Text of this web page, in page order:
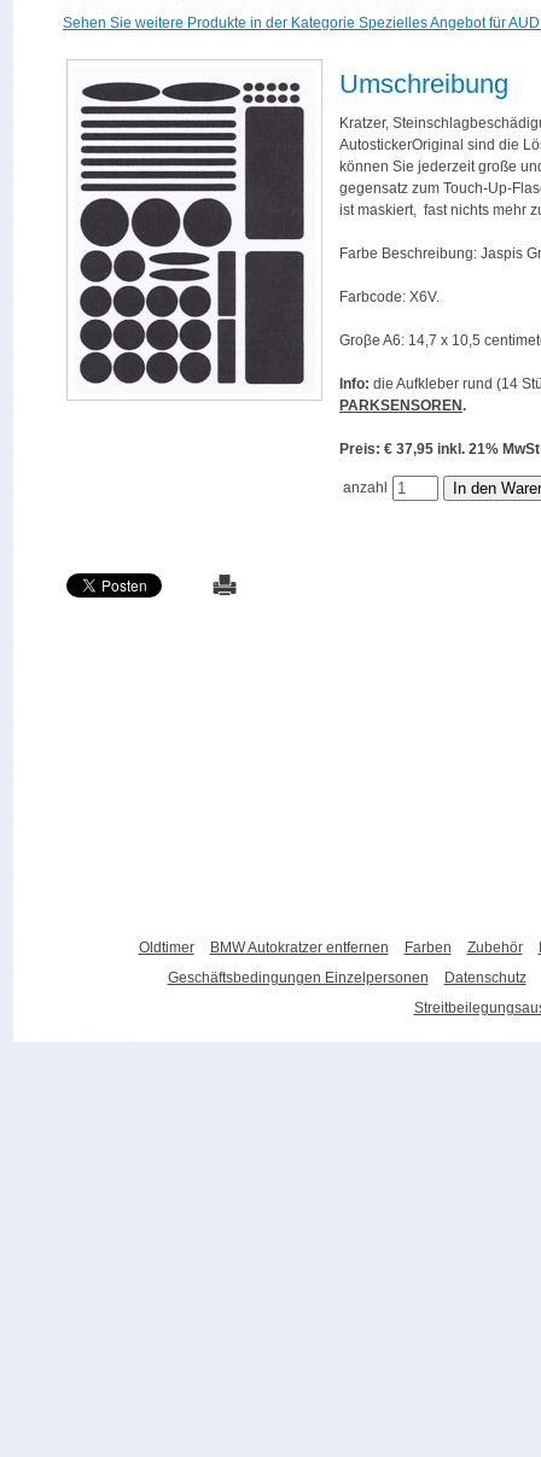
Sehen Sie weitere Produkte in der Kategorie Spezielles Angebot für
Umschreibung
Kratzer,
AutostickerOriginal sind die
können Sie jederzeit große
gegensatz zum Touch-Up-
ist maskiert, fast nichts mehr
Farbe Beschreibung: Jaspis
Farbcode: X6V.
Groβe A6: 14,7 x 10,5
Info: die Aufkleber rund (14
PARKSENSOREN.
Preis: € 37,95 inkl. 21%
anzahl
Oldtimer BMW Autokratzer entfernen Farben Zubehör
Geschäftsbedingungen Einzelpersonen
Datenschutz